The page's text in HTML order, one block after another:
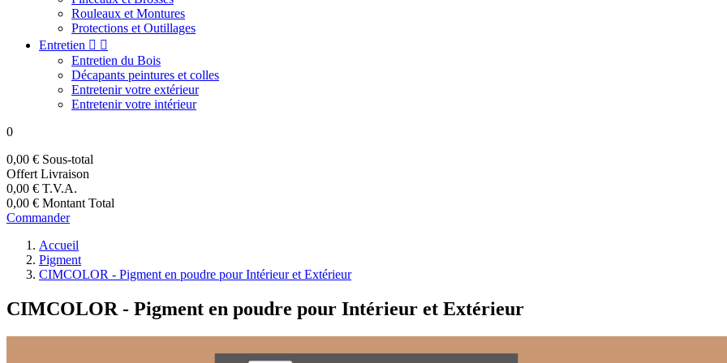
Rouleaux et Montures
Protections et Outillages
Entretien  
Entretien du Bois
Décapants peintures et colles
Entretenir votre extérieur
Entretenir votre intérieur
0
0,00 € Sous-total
Offert Livraison
0,00 € T.V.A.
0,00 € Montant Total
Commander
Accueil
Pigment
CIMCOLOR - Pigment en poudre pour Intérieur et Extérieur
CIMCOLOR - Pigment en poudre pour Intérieur et Extérieur